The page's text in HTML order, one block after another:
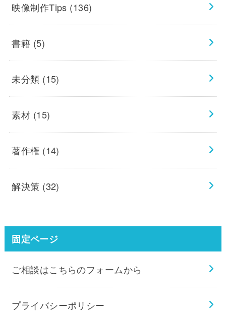
映像制作Tips (136)
書籍 (5)
未分類 (15)
素材 (15)
著作権 (14)
解決策 (32)
固定ページ
ご相談はこちらのフォームから
プライバシーポリシー